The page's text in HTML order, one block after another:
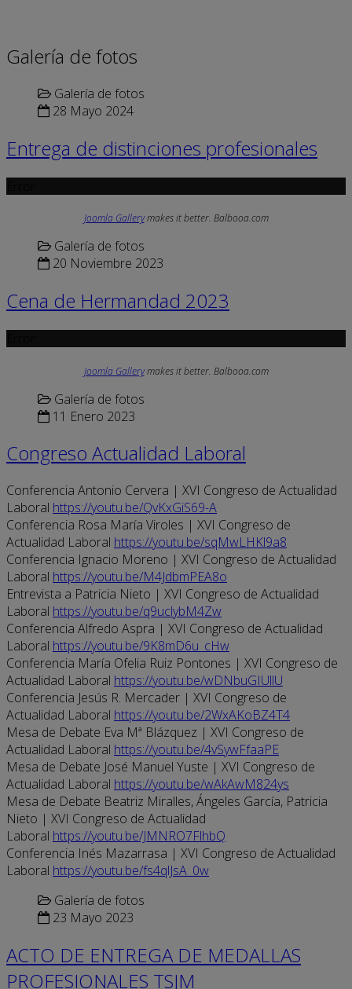
Galería de fotos
Galería de fotos
28 Mayo 2024
Entrega de distinciones profesionales
Joomla Gallerymakes it better. Balbooa.com
Galería de fotos
20 Noviembre 2023
Cena de Hermandad 2023
Joomla Gallerymakes it better. Balbooa.com
Galería de fotos
11 Enero 2023
Congreso Actualidad Laboral
Conferencia Antonio Cervera | XVI Congreso de Actualidad
Laboral https://youtu.be/QvKxGiS69-A
Conferencia Rosa María Viroles | XVI Congreso de
Actualidad Laboral https://youtu.be/sqMwLHKl9a8
Conferencia Ignacio Moreno | XVI Congreso de Actualidad
Laboral https://youtu.be/M4JdbmPEA8o
Entrevista a Patricia Nieto | XVI Congreso de Actualidad
Laboral https://youtu.be/q9uclybM4Zw
Conferencia Alfredo Aspra | XVI Congreso de Actualidad
Laboral https://youtu.be/9K8mD6u_cHw
Conferencia María Ofelia Ruiz Pontones | XVI Congreso de
Actualidad Laboral https://youtu.be/wDNbuGIUllU
Conferencia Jesús R. Mercader | XVI Congreso de
Actualidad Laboral https://youtu.be/2WxAKoBZ4T4
Mesa de Debate Eva Mª Blázquez | XVI Congreso de
Actualidad Laboral https://youtu.be/4vSywFfaaPE
Mesa de Debate José Manuel Yuste | XVI Congreso de
Actualidad Laboral https://youtu.be/wAkAwM824ys
Mesa de Debate Beatriz Miralles, Ángeles García, Patricia
Nieto | XVI Congreso de Actualidad
Laboral https://youtu.be/JMNRO7FlhbQ
Conferencia Inés Mazarrasa | XVI Congreso de Actualidad
Laboral https://youtu.be/fs4qlJsA_0w
Galería de fotos
23 Mayo 2023
ACTO DE ENTREGA DE MEDALLAS
PROFESIONALES TSJM